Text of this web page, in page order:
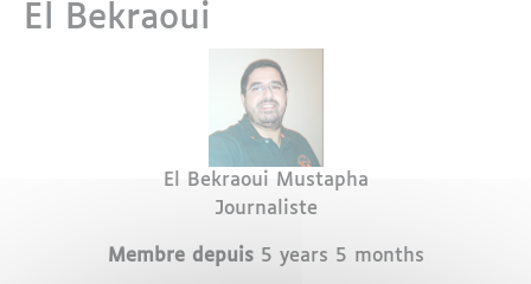
El Bekraoui
Nom
El Bekraoui Prénom
Mustapha
Journaliste
Membre depuis5 years 5 months